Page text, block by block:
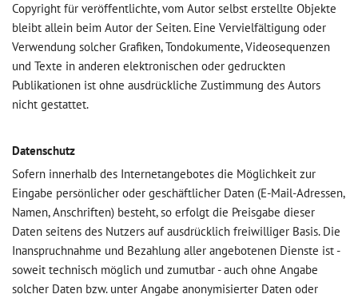
Copyright für veröffentlichte, vom Autor selbst erstellte Objekte
bleibt allein beim Autor der Seiten. Eine Vervielfältigung oder
Verwendung solcher Grafiken, Tondokumente, Videosequenzen
und Texte in anderen elektronischen oder gedruckten
Publikationen ist ohne ausdrückliche Zustimmung des Autors
nicht gestattet.
Datenschutz
Sofern innerhalb des Internetangebotes die Möglichkeit zur
Eingabe persönlicher oder geschäftlicher Daten (E-Mail-Adressen,
Namen, Anschriften) besteht, so erfolgt die Preisgabe dieser
Daten seitens des Nutzers auf ausdrücklich freiwilliger Basis. Die
Inanspruchnahme und Bezahlung aller angebotenen Dienste ist -
soweit technisch möglich und zumutbar - auch ohne Angabe
solcher Daten bzw. unter Angabe anonymisierter Daten oder